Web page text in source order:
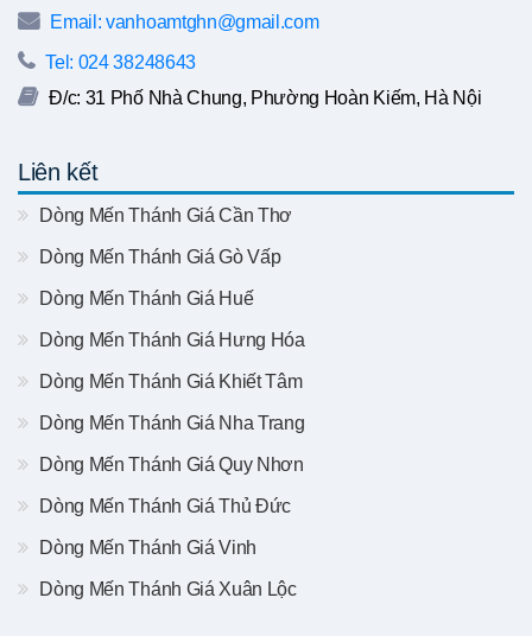
Email: vanhoamtghn@gmail.com
Tel: 024 38248643
Đ/c: 31 Phố Nhà Chung, Phường Hoàn Kiếm, Hà Nội
Liên kết
Dòng Mến Thánh Giá Cần Thơ
Dòng Mến Thánh Giá Gò Vấp
Dòng Mến Thánh Giá Huế
Dòng Mến Thánh Giá Hưng Hóa
Dòng Mến Thánh Giá Khiết Tâm
Dòng Mến Thánh Giá Nha Trang
Dòng Mến Thánh Giá Quy Nhơn
Dòng Mến Thánh Giá Thủ Đức
Dòng Mến Thánh Giá Vinh
Dòng Mến Thánh Giá Xuân Lộc